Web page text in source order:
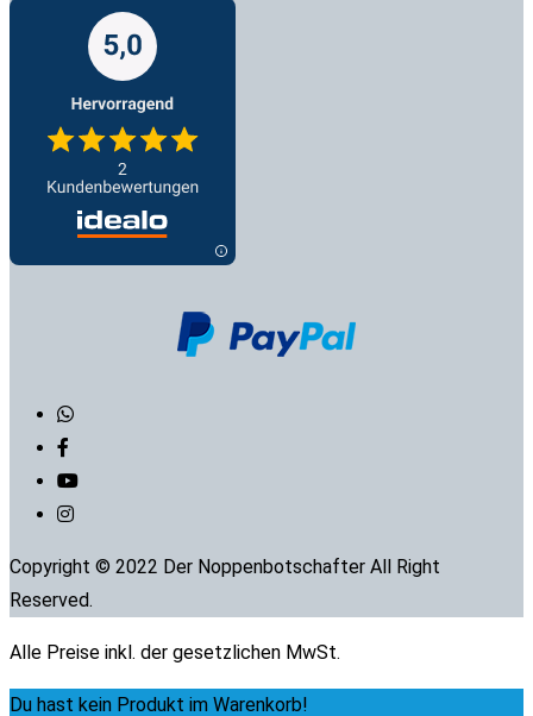
Copyright © 2022 Der Noppenbotschafter All Right
Reserved.
Alle Preise inkl. der gesetzlichen MwSt.
Du hast kein Produkt im Warenkorb!